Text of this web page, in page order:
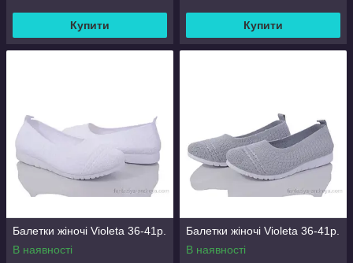
Купити Купити
Балетки жіночі Violeta 36-41р.
В наявності
Балетки жіночі Violeta 36-41р.
В наявності